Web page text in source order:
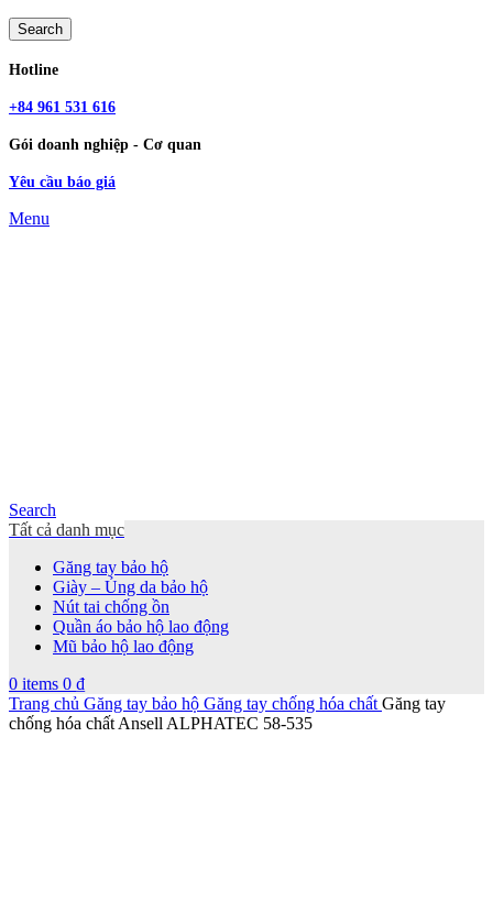
Search
Hotline
+84 961 531 616
Gói doanh nghiệp - Cơ quan
Yêu cầu báo giá
Menu
Search
Tất cả danh mục
Găng tay bảo hộ
Giày – Ủng da bảo hộ
Nút tai chống ồn
Quần áo bảo hộ lao động
Mũ bảo hộ lao động
0 items 0 ₫
Trang chủ Găng tay bảo hộ Găng tay chống hóa chất Găng tay
chống hóa chất Ansell ALPHATEC 58-535